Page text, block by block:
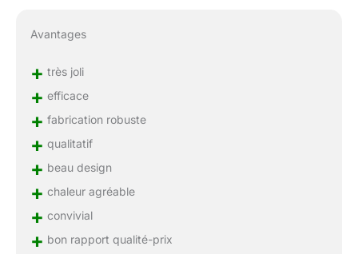
Avantages
+ très joli
+ efficace
+ fabrication robuste
+ qualitatif
+ beau design
+ chaleur agréable
+ convivial
+ bon rapport qualité-prix